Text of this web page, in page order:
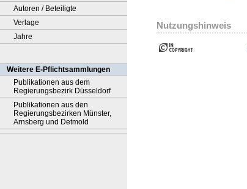
Autoren / Beteiligte
Verlage
Jahre
Weitere E-Pflichtsammlungen
Publikationen aus dem
Regierungsbezirk Düsseldorf
Publikationen aus den
Regierungsbezirken Münster,
Arnsberg und Detmold
Nutzungshinweis